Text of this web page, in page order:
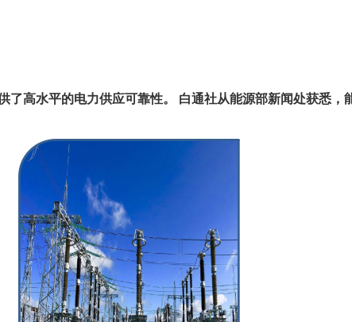
了高水平的电力供应可靠性。 白通社从能源部新闻处获悉，